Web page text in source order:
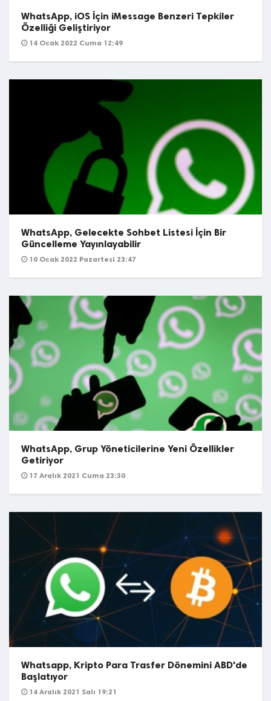
WhatsApp, iOS İçin iMessage Benzeri Tepkiler
Özelliği Geliştiriyor
14 Ocak 2022 Cuma 12:49
WhatsApp, Gelecekte Sohbet Listesi İçin Bir
Güncelleme Yayınlayabilir
10 Ocak 2022 Pazartesi 23:47
WhatsApp, Grup Yöneticilerine Yeni Özellikler
Getiriyor
17 Aralık 2021 Cuma 23:30
Whatsapp, Kripto Para Trasfer Dönemini ABD'de
Başlatıyor
14 Aralık 2021 Salı 19:21